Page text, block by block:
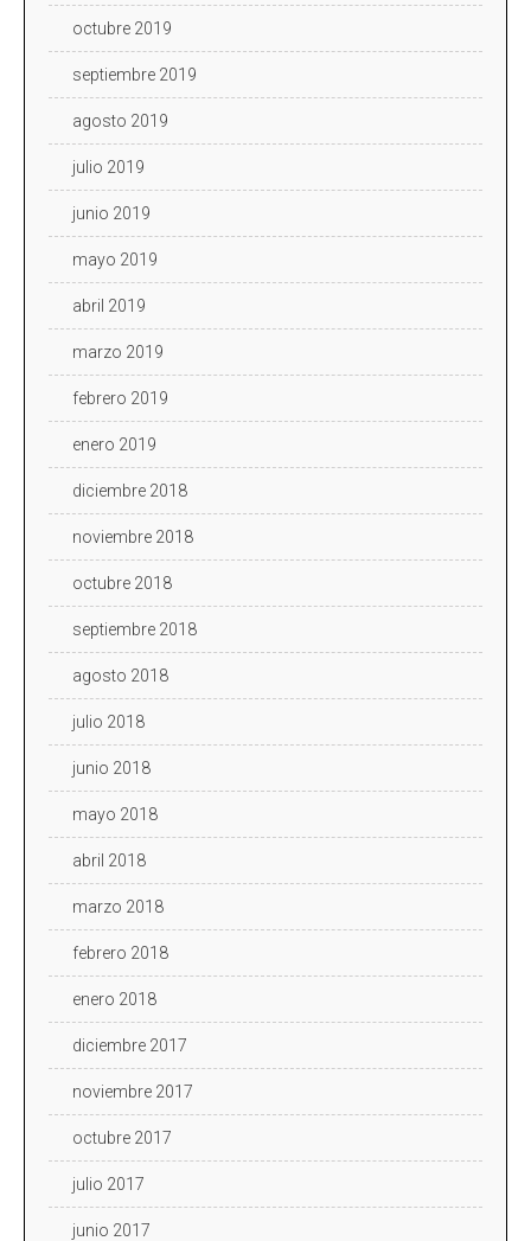
octubre 2019
septiembre 2019
agosto 2019
julio 2019
junio 2019
mayo 2019
abril 2019
marzo 2019
febrero 2019
enero 2019
diciembre 2018
noviembre 2018
octubre 2018
septiembre 2018
agosto 2018
julio 2018
junio 2018
mayo 2018
abril 2018
marzo 2018
febrero 2018
enero 2018
diciembre 2017
noviembre 2017
octubre 2017
julio 2017
junio 2017